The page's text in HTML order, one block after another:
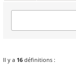
Il y a 16 définitions :